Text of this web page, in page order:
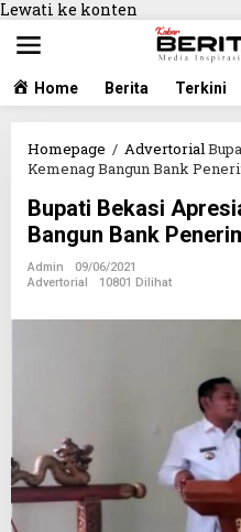
Lewati ke konten
Home Berita Terkini
Homepage / Advertorial
Kemenag Bangun Bank
Bupati Bekasi
Bangun Bank
Admin
09/06/2021
Advertorial
10801 Dilihat